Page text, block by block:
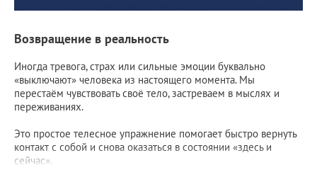
Возвращение в реальность
Иногда тревога, страх или сильные эмоции буквально
«выключают» человека из настоящего момента. Мы
перестаём чувствовать своё тело, застреваем в мыслях и
переживаниях.
Это простое телесное упражнение помогает быстро вернуть
контакт с собой и снова оказаться в состоянии «здесь и
сейчас».